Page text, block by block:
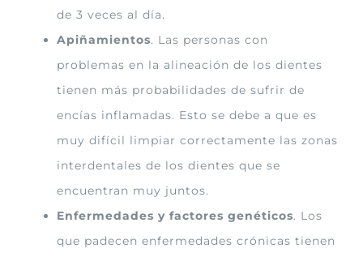
de 3 veces al día.
Apiñamientos. Las personas con
problemas en la alineación de los dientes
tienen más probabilidades de sufrir de
encías inflamadas. Esto se debe a que es
muy difícil limpiar correctamente las zonas
interdentales de los dientes que se
encuentran muy juntos.
Enfermedades y factores genéticos. Los
que padecen enfermedades crónicas tienen